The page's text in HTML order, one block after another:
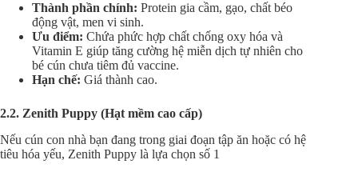
Thành phần chính: Protein gia cầm, gạo, chất béo
động vật, men vi sinh.
Ưu điểm: Chứa phức hợp chất chống oxy hóa và
Vitamin E giúp tăng cường hệ miễn dịch tự nhiên cho
bé cún chưa tiêm đủ vaccine.
Hạn chế: Giá thành cao.
2.2. Zenith Puppy (Hạt mềm cao cấp)
Nếu cún con nhà bạn đang trong giai đoạn tập ăn hoặc có hệ
tiêu hóa yếu, Zenith Puppy là lựa chọn số 1